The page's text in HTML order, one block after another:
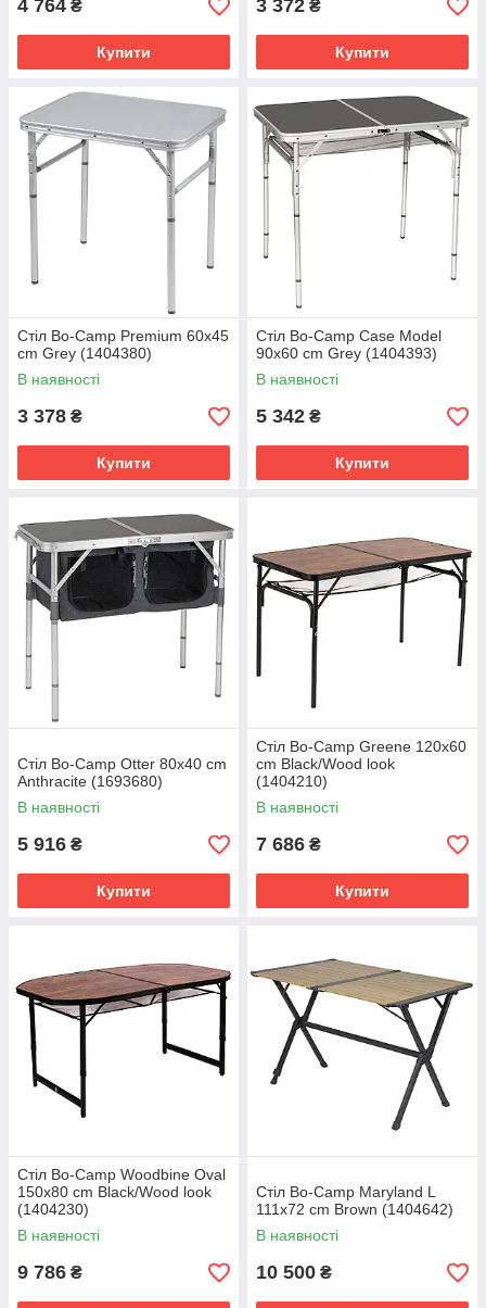
4 764 ₴
Купити
3 372 ₴
Купити
Стіл Bo-Camp Premium 60x45
cm Grey (1404380)
В наявності
3 378 ₴
Купити
Стіл Bo-Camp Case Model
90x60 cm Grey (1404393)
В наявності
5 342 ₴
Купити
Стіл Bo-Camp Otter 80x40 cm
Anthracite (1693680)
В наявності
5 916 ₴
Купити
Стіл Bo-Camp Greene 120x60
cm Black/Wood look
(1404210)
В наявності
7 686 ₴
Купити
Стіл Bo-Camp Woodbine Oval
150x80 cm Black/Wood look
(1404230)
В наявності
9 786 ₴
Стіл Bo-Camp Maryland L
111x72 cm Brown (1404642)
В наявності
10 500 ₴